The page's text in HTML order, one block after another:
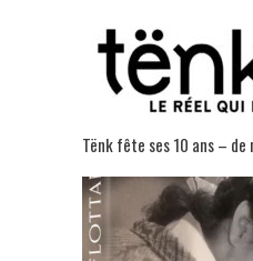
Tënk fête ses 10 ans –